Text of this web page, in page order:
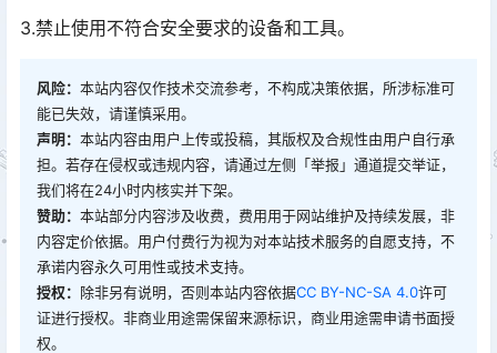
3.禁止使用不符合安全要求的设备和工具。
风险： 本站内容仅作技术交流参考，不构成决策依据，所涉标准可
能已失效，请谨慎采用。
声明： 本站内容由用户上传或投稿，其版权及合规性由用户自行承
担。若存在侵权或违规内容，请通过左侧「举报」通道提交举证，
我们将在24小时内核实并下架。
赞助： 本站部分内容涉及收费，费用用于网站维护及持续发展，非
内容定价依据。用户付费行为视为对本站技术服务的自愿支持，不
承诺内容永久可用性或技术支持。
授权： 除非另有说明，否则本站内容依据CC BY-NC-SA 4.0许可
证进行授权。非商业用途需保留来源标识，商业用途需申请书面授
权。